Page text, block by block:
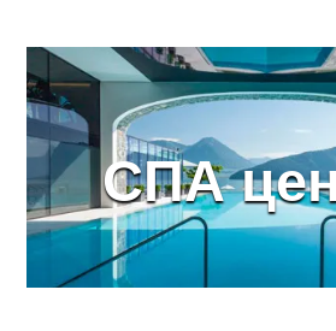
СПА